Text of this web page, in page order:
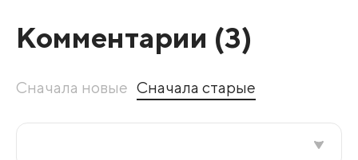
Комментарии (3)
Сначала новые Сначала старые